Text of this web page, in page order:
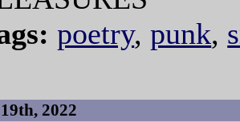
poetry,punk,
2022